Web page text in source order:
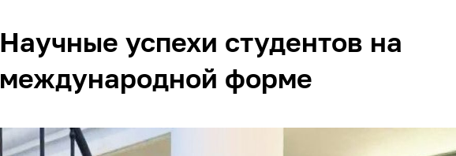
Научные успехи студентов на
международной форме